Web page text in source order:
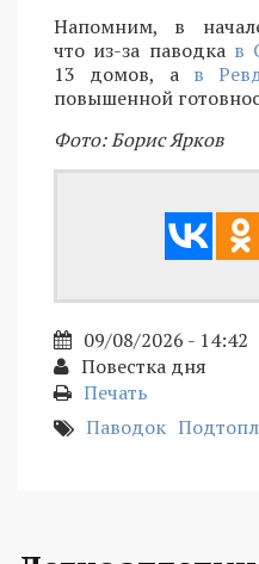
Напомним, в
что из-за паводка в
13 домов, а в
повышенной
Фото: Борис Ярков
09/08/2026 - 14:42
Повестка дня
Печать
Паводок